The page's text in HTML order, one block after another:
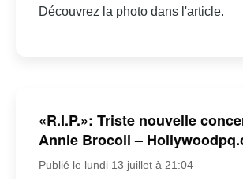
Découvrez la photo dans l'article.
«R.I.P.»: Triste nouvelle
Annie Brocoli –
Publié le lundi 13 juillet à 21:04